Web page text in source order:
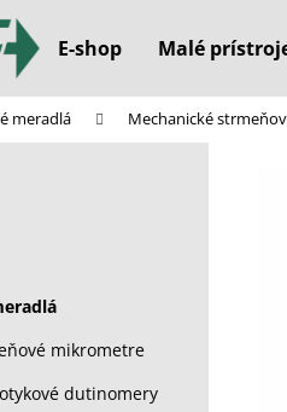
E-shop Malé
meradlá Mechanické
mikrometre
dutinomery